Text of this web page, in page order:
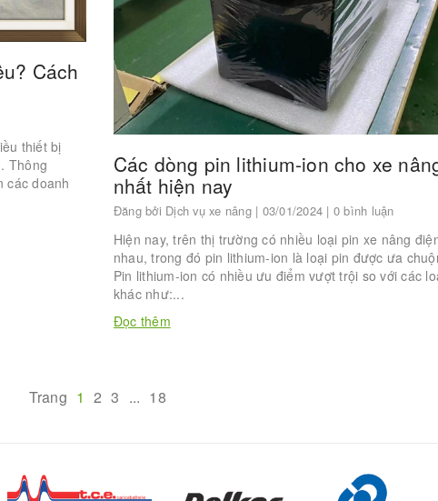
Cách
thiết bị
Thông
các doanh
Các dòng pin lithium-ion cho xe
nhất hiện nay
Đăng bởi Dịch vụ xe nâng| 03/01/2024 | 0 bình luận
Hiện nay, trên thị trường có nhiều loại pin xe nâng
nhau, trong đó pin lithium-ion là loại pin được ưa
Pin lithium-ion có nhiều ưu điểm vượt trội so với các
khác như:...
Đọc thêm
Trang 1 2 3 ... 18